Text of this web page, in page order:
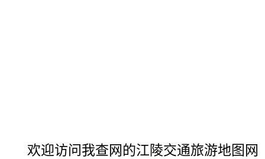
欢迎访问我查网的江陵交通旅游地图网